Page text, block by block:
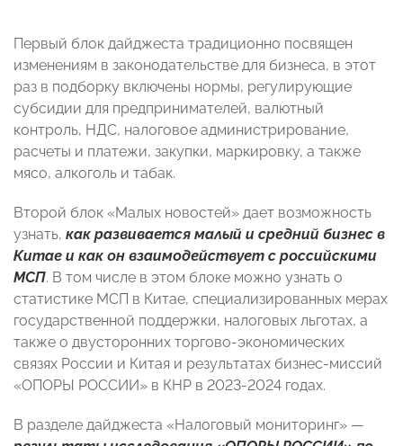
Первый блок дайджеста традиционно посвящен
изменениям в законодательстве для бизнеса, в этот
раз в подборку включены нормы, регулирующие
субсидии для предпринимателей, валютный
контроль, НДС, налоговое администрирование,
расчеты и платежи, закупки, маркировку, а также
мясо, алкоголь и табак.
Второй блок «Малых новостей» дает возможность
узнать, как развивается малый и средний бизнес в
Китае и как он взаимодействует с российскими
МСП. В том числе в этом блоке можно узнать о
статистике МСП в Китае, специализированных мерах
государственной поддержки, налоговых льготах, а
также о двусторонних торгово-экономических
связях России и Китая и результатах бизнес-миссий
«ОПОРЫ РОССИИ» в КНР в 2023-2024 годах.
В разделе дайджеста «Налоговый мониторинг» —